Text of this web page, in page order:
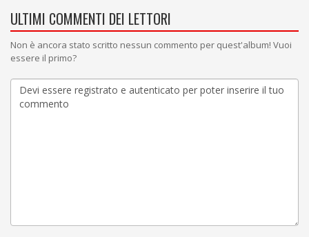
ULTIMI COMMENTI DEI LETTORI
Non è ancora stato scritto nessun commento per quest'album! Vuoi
essere il primo?